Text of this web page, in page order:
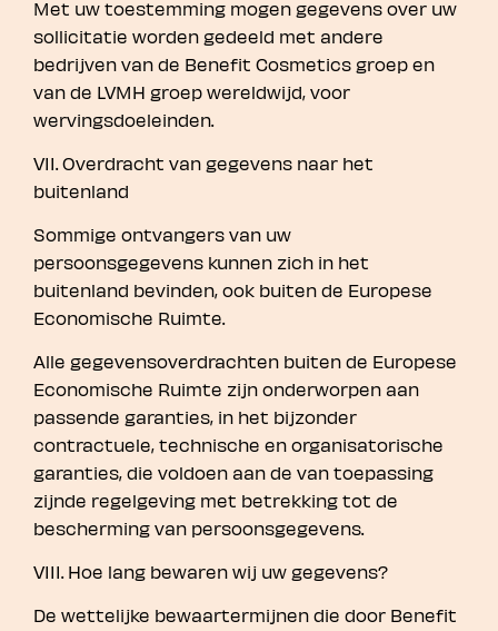
Met uw toestemming mogen gegevens over uw
sollicitatie worden gedeeld met andere
bedrijven van de Benefit Cosmetics groep en
van de LVMH groep wereldwijd, voor
wervingsdoeleinden.
VII. Overdracht van gegevens naar het
buitenland
Sommige ontvangers van uw
persoonsgegevens kunnen zich in het
buitenland bevinden, ook buiten de Europese
Economische Ruimte.
Alle gegevensoverdrachten buiten de Europese
Economische Ruimte zijn onderworpen aan
passende garanties, in het bijzonder
contractuele, technische en organisatorische
garanties, die voldoen aan de van toepassing
zijnde regelgeving met betrekking tot de
bescherming van persoonsgegevens.
VIII. Hoe lang bewaren wij uw gegevens?
De wettelijke bewaartermijnen die door Benefit